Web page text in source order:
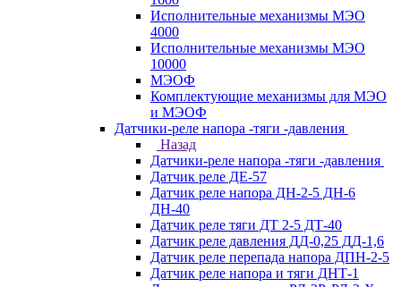
Исполнительные механизмы МЭО
4000
Исполнительные механизмы МЭО
10000
МЭОФ
Комплектующие механизмы для МЭО
и МЭОФ
Датчики-реле напора -тяги -давления
Назад
Датчики-реле напора -тяги -давления
Датчик реле ДЕ-57
Датчик реле напора ДН-2-5 ДН-6
ДН-40
Датчик реле тяги ДТ 2-5 ДТ-40
Датчик реле давления ДД-0,25 ДД-1,6
Датчик реле перепада напора ДПН-2-5
Датчик реле напора и тяги ДНТ-1